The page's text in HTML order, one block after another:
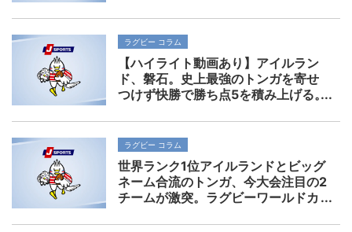
ラグビー コラム
【ハイライト動画あり】アイルラン
ド、磐石。史上最強のトンガを寄せ
つけず快勝で勝ち点5を積み上げる。
B注目カードレビュー。
ラグビー コラム
世界ランク1位アイルランドとビッグ
ネーム合流のトンガ、今大会注目の2
チームが激突。ラグビーワールドカ
ュー。